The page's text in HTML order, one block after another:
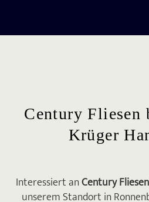
Century Fliesen
Krüger
Interessiert anCentury Fliesen
unserem Standort in